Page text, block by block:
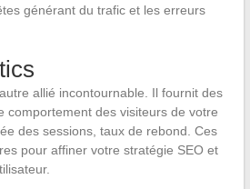
générant du trafic et les erreurs
allié incontournable. Il fournit des
comportement des visiteurs de votre
des sessions, taux de rebond. Ces
pour affiner votre stratégie SEO et